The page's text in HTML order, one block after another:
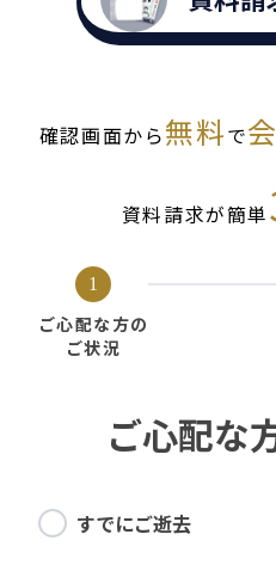
確認画面から無料で
資料請求が簡単
1
ご心配な方の
ご状況
ご心配な
すでにご逝去